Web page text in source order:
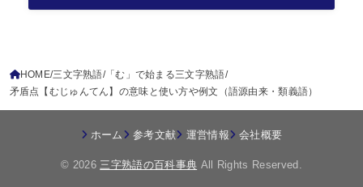
HOME 三文字熟語 「む」で始まる三文字熟語
矛盾点【むじゅんてん】の意味と使い方や例文（語源由来・類義語）
ホーム 参考文献 運営情報 会社概要
© 2026 三字熟語の百科事典 All Rights Reserved.